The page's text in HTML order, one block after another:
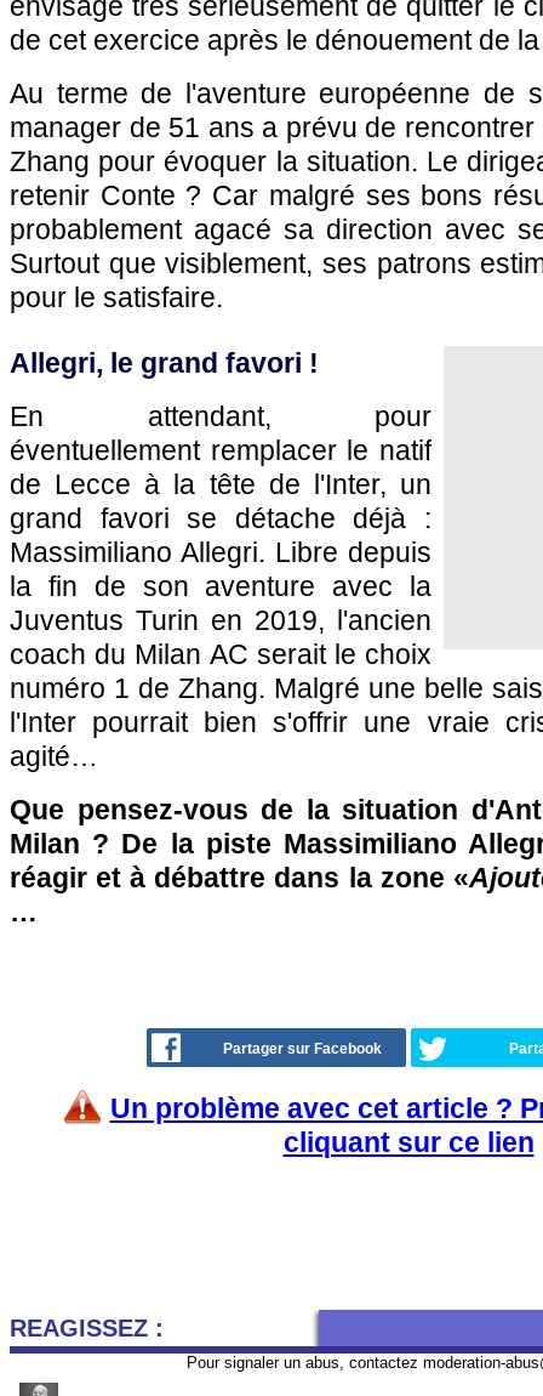
de cet exercice après le dénouement de
Au terme de l'aventure européenne de
manager de 51 ans a prévu de
Zhang pour évoquer la situation. Le
retenir Conte ? Car malgré ses bons
probablement agacé sa direction avec
Surtout que visiblement, ses patrons
pour le satisfaire.
Allegri, le grand favori !
En attendant, pour
éventuellement remplacer le natif
de Lecce à la tête de l'Inter, un
grand favori se détache déjà :
Massimiliano Allegri. Libre depuis
la fin de son aventure avec la
Juventus Turin en 2019, l'ancien
coach du Milan AC serait le choix
numéro 1 de Zhang. Malgré une belle
l'Inter pourrait bien s'offrir une vraie
agité…
Que pensez-vous de la situation
Milan ? De la piste Massimiliano
réagir et à débattre dans la zone «
…
Partager sur Facebook
Un problème avec cet article ?
cliquant sur ce lien
REAGISSEZ :
Pour signaler un abus, contactez moderation-